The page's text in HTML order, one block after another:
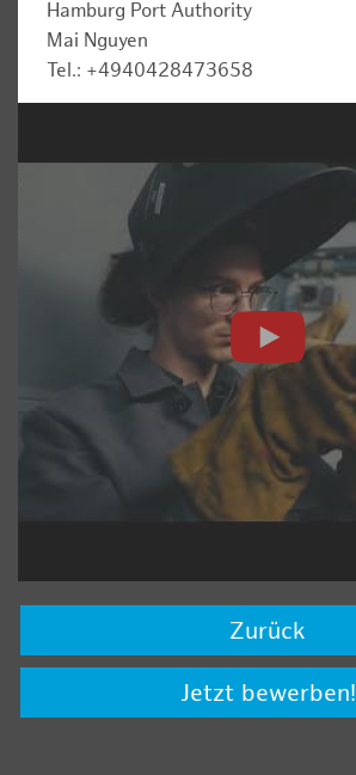
Hamburg Port Authority
Mai Nguyen
Tel.: +4940428473658
Zurück
Jetzt bewerben!